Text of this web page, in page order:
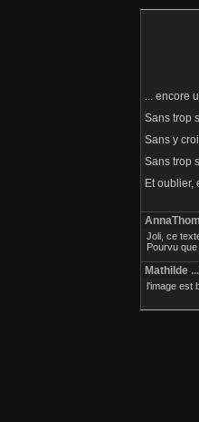
... encore
Sans trop
Sans y
Sans trop
Et oublier,
Joli, ce
Pourvu
Mathilde
l'image est